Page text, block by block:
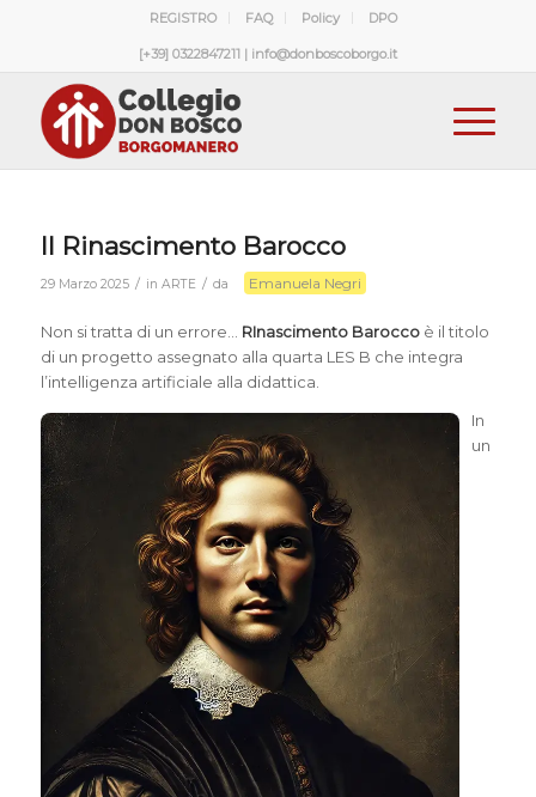
REGISTRO FAQ Policy DPO
[+39] 0322847211 | info@donboscoborgo.it
Il Rinascimento Barocco
29 Marzo 2025 / in ARTE / da Emanuela Negri
Non si tratta di un errore… RInascimento Baroccoè il titolo
di un progetto assegnato alla quarta LES B che integra
l’intelligenza artificiale alla didattica.
In
un